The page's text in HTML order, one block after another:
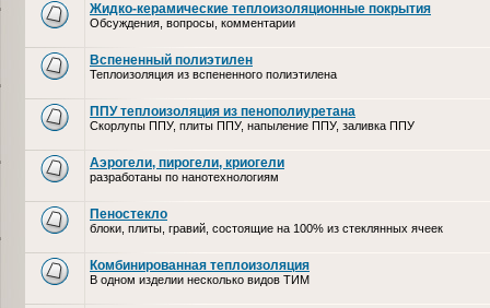
Жидко-керамические теплоизоляционные покрытия
Обсуждения, вопросы, комментарии
Вспененный полиэтилен
Теплоизоляция из вспененного полиэтилена
ППУ теплоизоляция из пенополиуретана
Скорлупы ППУ, плиты ППУ, напыление ППУ, заливка ППУ
Аэрогели, пирогели, криогели
разработаны по нанотехнологиям
Пеностекло
блоки, плиты, гравий, состоящие на 100% из стеклянных ячеек
Комбинированная теплоизоляция
В одном изделии несколько видов ТИМ